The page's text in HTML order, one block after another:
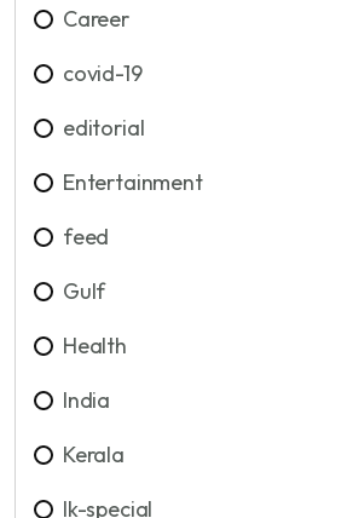
Career
covid-19
editorial
Entertainment
feed
Gulf
Health
India
Kerala
lk-special